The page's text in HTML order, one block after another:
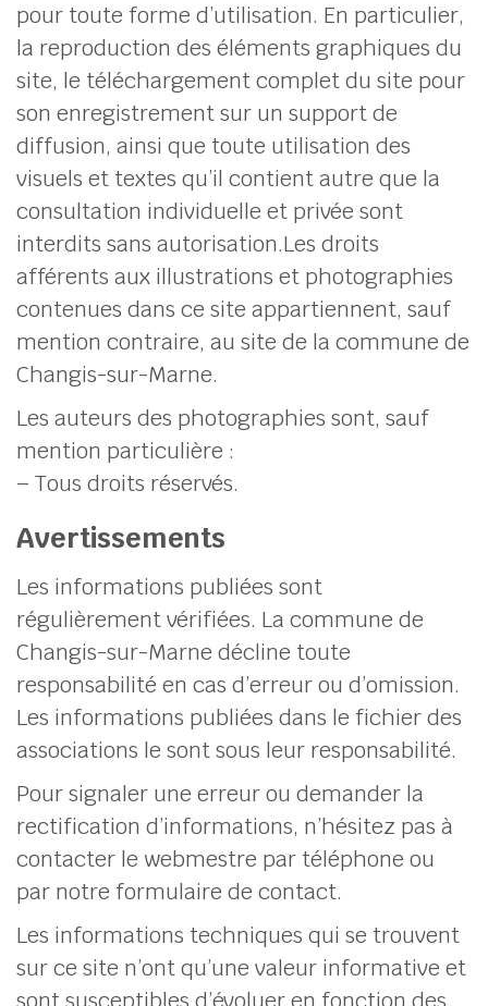
pour toute forme d’utilisation. En particulier,
la reproduction des éléments graphiques du
site, le téléchargement complet du site pour
son enregistrement sur un support de
diffusion, ainsi que toute utilisation des
visuels et textes qu’il contient autre que la
consultation individuelle et privée sont
interdits sans autorisation.Les droits
afférents aux illustrations et photographies
contenues dans ce site appartiennent, sauf
mention contraire, au site de la commune de
Changis-sur-Marne.
Les auteurs des photographies sont, sauf
mention particulière :
– Tous droits réservés.
Avertissements
Les informations publiées sont
régulièrement vérifiées. La commune de
Changis-sur-Marne décline toute
responsabilité en cas d’erreur ou d’omission.
Les informations publiées dans le fichier des
associations le sont sous leur responsabilité.
Pour signaler une erreur ou demander la
rectification d’informations, n’hésitez pas à
contacter le webmestre par téléphone ou
par notre formulaire de contact.
Les informations techniques qui se trouvent
sur ce site n’ont qu’une valeur informative et